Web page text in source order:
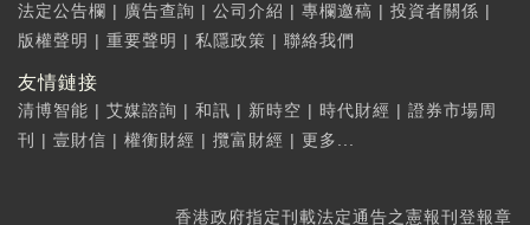
法定公告欄 | 廣告查詢 | 公司介紹 | 專欄邀稿 | 投資者關係 |
版權聲明 | 重要聲明 | 私隱政策 | 聯絡我們
友情鏈接
清博智能 | 艾媒諮詢 | 和訊 | 新時空 | 時代財經 | 證券市場周
刊
| 壹財信 | 權衡財經 | 攬富財經 | 更多...
香港政府指定刊載法定通告之憲報刊登報章